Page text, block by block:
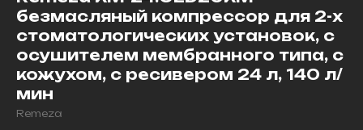
безмасляный компрессор для 2-х
стоматологических установок, с
осушителем мембранного типа, с
кожухом, с ресивером 24 л, 140 л/
мин
Remeza